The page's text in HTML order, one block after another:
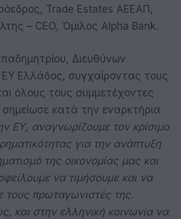
Trade Estates AEEAΠ,
– CEO, Όμιλος Alpha Bank.
Διευθύνων
Ελλάδος, συγχαίροντας τους
όλους τους συμμετέχοντες
σημείωσε κατά την εναρκτήρια
ΕΥ, αναγνωρίζουμε τον κρίσιμο
για την ανάπτυξη
της οικονομίας μας και
να τιμήσουμε και να
τους πρωταγωνιστές της.
και στην ελληνική κοινωνία να